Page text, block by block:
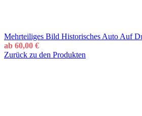
Mehrteiliges Bild Historisches Auto Auf
ab 60,00 €
Zurück zu den Produkten